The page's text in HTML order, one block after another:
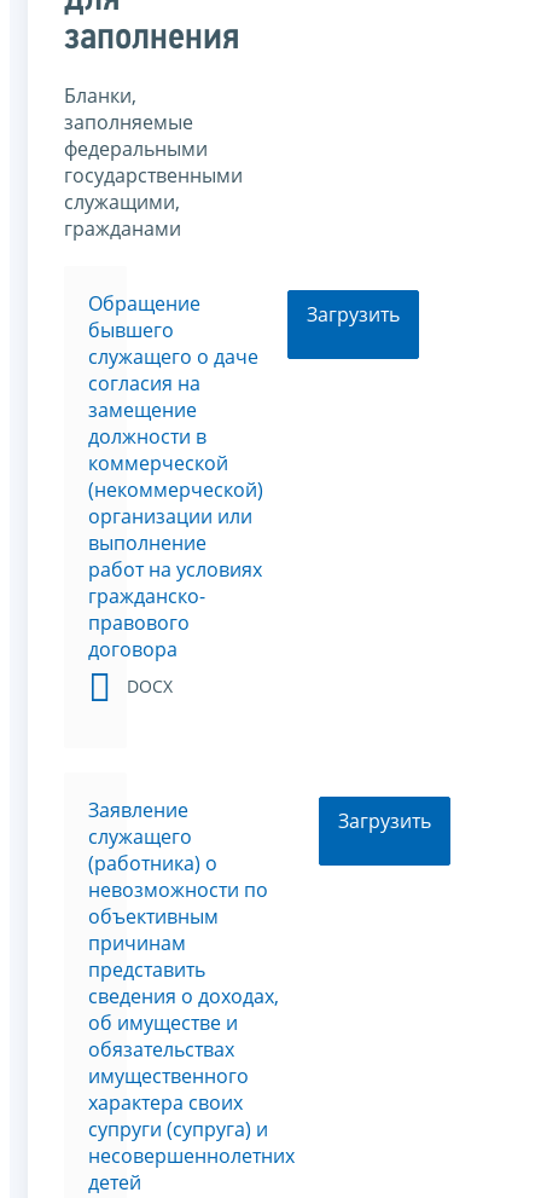
заполнения
Бланки,
заполняемые
федеральными
государственными
служащими,
гражданами
Обращение
бывшего
служащего о даче
согласия на
замещение
должности в
коммерческой
(некоммерческой)
организации или
выполнение
работ на условиях
гражданско-
правового
договора
DOCX
Загрузить
Заявление
служащего
(работника) о
невозможности по
объективным
причинам
представить
сведения о доходах,
об имуществе и
обязательствах
имущественного
характера своих
супруги (супруга) и
несовершеннолетних
детей
Загрузить